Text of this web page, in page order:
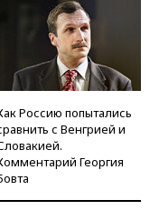
Россию попытались
с Венгрией и
Георгия